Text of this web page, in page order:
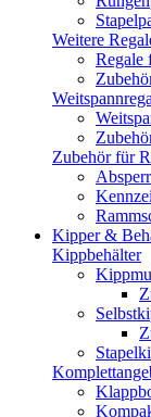
Weitere
Regale
Zubehör für
Kipper &
Kippbehälter